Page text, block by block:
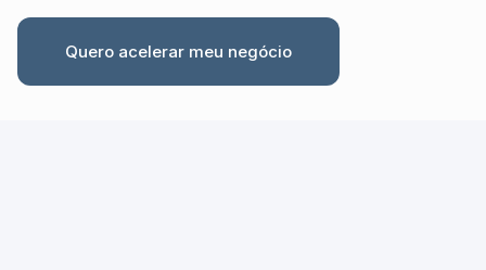
Quero acelerar meu negócio